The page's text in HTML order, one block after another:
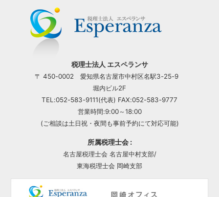
税理士法人 エスペランサ
〒 450-0002 愛知県名古屋市中村区名駅3-25-9
堀内ビル2F
TEL:052-583-9111(代表) FAX:052-583-9777
営業時間:9:00～18:00
(ご相談は土日祝・夜間も事前予約にて対応可能)
所属税理士会 :
名古屋税理士会 名古屋中村支部/
東海税理士会 岡崎支部